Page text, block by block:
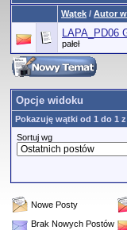
Wątek / Autor
LAPA_PD06
pałeł
Opcje widoku
Pokazuję wątki od 1 do 1 z
Sortuj wg
Nowe Posty
Brak Nowych Postów